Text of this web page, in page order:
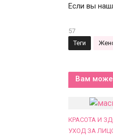
Если вы
57
Теги
Вам
КРАСОТА И
УХОД ЗА